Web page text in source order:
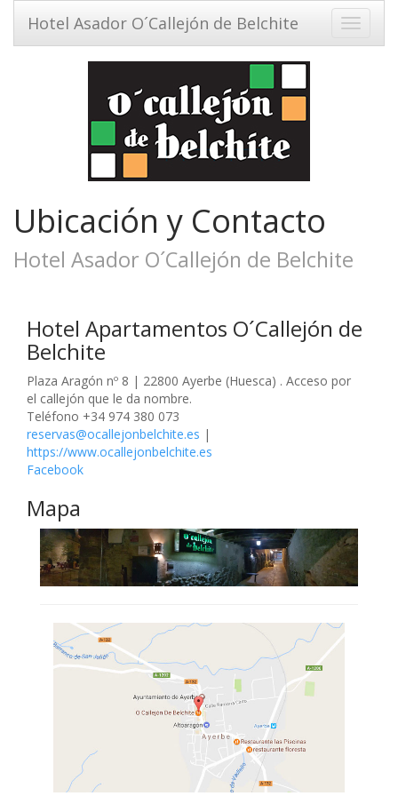
Toggle
Hotel Asador O´Callejón de Belchite
Ubicación y Contacto
Hotel Asador O´Callejón de Belchite
Hotel Apartamentos O´Callejón de
Belchite
Plaza Aragón nº 8 | 22800 Ayerbe (Huesca) . Acceso por
el callejón que le da nombre.
Teléfono +34 974 380 073
reservas@ocallejonbelchite.es |
https://www.ocallejonbelchite.es
Facebook
Mapa